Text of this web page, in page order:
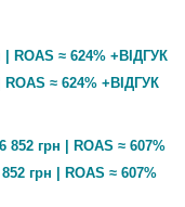
≈ 624% +ВІДГУК
грн | ROAS ≈ 607%